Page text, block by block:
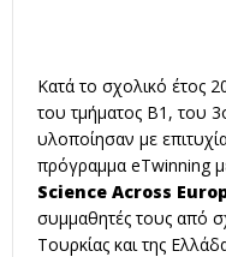
Κατά το σχολικό έτος
του τμήματος Β1, του
υλοποίησαν με
πρόγραμμα eTwinning
Science Across
συμμαθητές τους από
Τουρκίας και της